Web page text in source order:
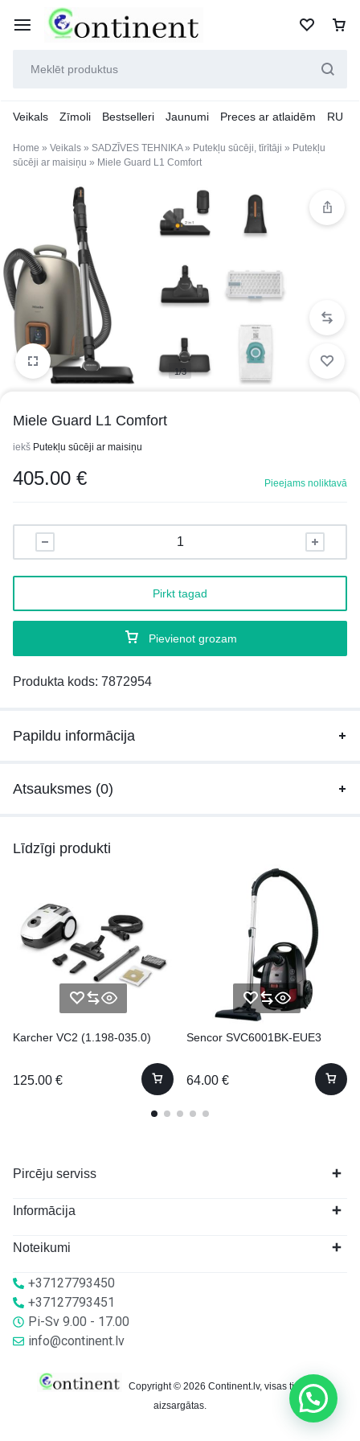
Veikals Zīmoli Bestselleri Jaunumi Preces ar atlaidēm RU
Home » Veikals » SADZĪVES TEHNIKA» Putekļu sūcēji, tīrītāji » Putekļu
sūcēji ar maisiņu » Miele Guard L1 Comfort
1/3
Miele Guard L1 Comfort
iekš Putekļu sūcēji ar maisiņu
405.00 € Pieejams noliktavā
Pievienot grozam
Pirkt tagad
Produkta kods: 7872954
Papildu informācija
Atsauksmes (0)
Līdzīgi produkti
Karcher VC2 (1.198-035.0)
125.00 €
Sencor SVC6001BK-EUE3
64.00 €
Pircēju serviss
Informācija
Noteikumi
+37127793450
+37127793451
Pi-Sv 9.00 - 17.00
info@continent.lv
Copyright © 2026 Continent.lv, visas tiesības
aizsargātas.